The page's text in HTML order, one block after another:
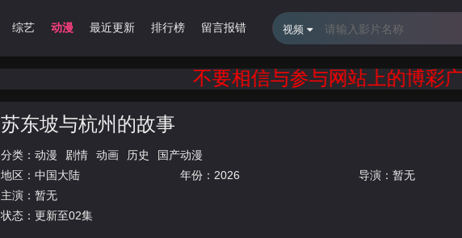
综艺 动漫 最近更新 排行榜 留言报错 视频
不要相信与参与网站上的博彩广
苏东坡与杭州的故事
分类： 动漫 剧情 动画 历史
国产动漫
地区： 中国大陆 年份： 2026 导演：暂无
主演： 暂无
状态：更新至02集